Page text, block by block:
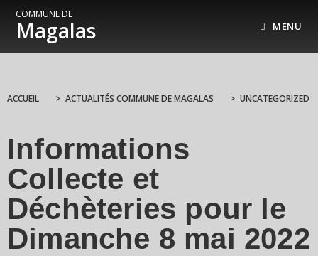
COMMUNE DE
Magalas MENU
ACCUEIL > ACTUALITÉS COMMUNE DE MAGALAS > UNCATEGORIZED
Informations
Collecte et
Déchèteries pour le
Dimanche 8 mai 2022